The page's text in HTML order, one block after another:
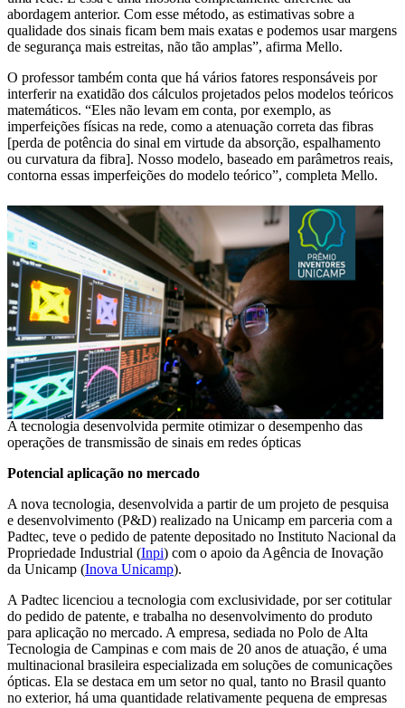
abordagem anterior. Com esse método, as estimativas sobre a
qualidade dos sinais ficam bem mais exatas e podemos usar margens
de segurança mais estreitas, não tão amplas”, afirma Mello.
O professor também conta que há vários fatores responsáveis por
interferir na exatidão dos cálculos projetados pelos modelos teóricos
matemáticos. “Eles não levam em conta, por exemplo, as
imperfeições físicas na rede, como a atenuação correta das fibras
[perda de potência do sinal em virtude da absorção, espalhamento
ou curvatura da fibra]. Nosso modelo, baseado em parâmetros reais,
contorna essas imperfeições do modelo teórico”, completa Mello.
A tecnologia desenvolvida permite otimizar o desempenho das
operações de transmissão de sinais em redes ópticas
Potencial aplicação no mercado
A nova tecnologia, desenvolvida a partir de um projeto de pesquisa
e desenvolvimento (P&D) realizado na Unicamp em parceria com a
Padtec, teve o pedido de patente depositado no Instituto Nacional da
Propriedade Industrial (Inpi) com o apoio da Agência de Inovação
da Unicamp (Inova Unicamp).
A Padtec licenciou a tecnologia com exclusividade, por ser cotitular
do pedido de patente, e trabalha no desenvolvimento do produto
para aplicação no mercado. A empresa, sediada no Polo de Alta
Tecnologia de Campinas e com mais de 20 anos de atuação, é uma
multinacional brasileira especializada em soluções de comunicações
ópticas. Ela se destaca em um setor no qual, tanto no Brasil quanto
no exterior, há uma quantidade relativamente pequena de empresas